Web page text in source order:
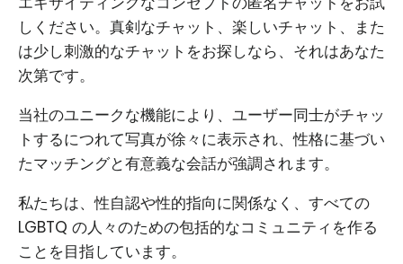
しください。真剣なチャット、楽しいチャット、また
は少し刺激的なチャットをお探しなら、それはあなた
次第です。
当社のユニークな機能により、ユーザー同士がチャッ
トするにつれて写真が徐々に表示され、性格に基づい
たマッチングと有意義な会話が強調されます。
私たちは、性自認や性的指向に関係なく、すべての
LGBTQ の人々のための包括的なコミュニティを作る
ことを目指しています。